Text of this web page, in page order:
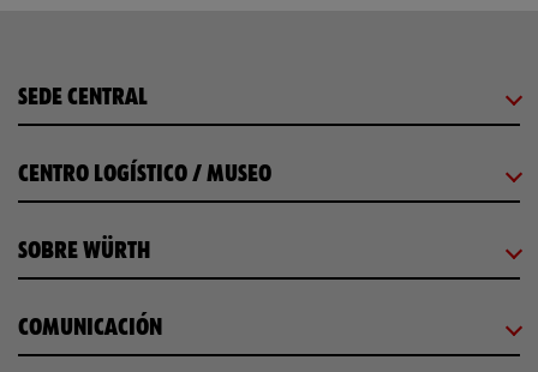
SEDE CENTRAL
CENTRO LOGÍSTICO / MUSEO
SOBRE WÜRTH
COMUNICACIÓN